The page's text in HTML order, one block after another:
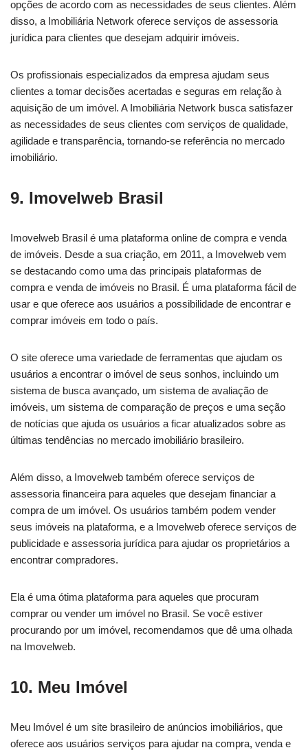
opções de acordo com as necessidades de seus clientes. Além
disso, a Imobiliária Network oferece serviços de assessoria
jurídica para clientes que desejam adquirir imóveis.
Os profissionais especializados da empresa ajudam seus
clientes a tomar decisões acertadas e seguras em relação à
aquisição de um imóvel. A Imobiliária Network busca satisfazer
as necessidades de seus clientes com serviços de qualidade,
agilidade e transparência, tornando-se referência no mercado
imobiliário.
9. Imovelweb Brasil
Imovelweb Brasil é uma plataforma online de compra e venda
de imóveis. Desde a sua criação, em 2011, a Imovelweb vem
se destacando como uma das principais plataformas de
compra e venda de imóveis no Brasil. É uma plataforma fácil de
usar e que oferece aos usuários a possibilidade de encontrar e
comprar imóveis em todo o país.
O site oferece uma variedade de ferramentas que ajudam os
usuários a encontrar o imóvel de seus sonhos, incluindo um
sistema de busca avançado, um sistema de avaliação de
imóveis, um sistema de comparação de preços e uma seção
de notícias que ajuda os usuários a ficar atualizados sobre as
últimas tendências no mercado imobiliário brasileiro.
Além disso, a Imovelweb também oferece serviços de
assessoria financeira para aqueles que desejam financiar a
compra de um imóvel. Os usuários também podem vender
seus imóveis na plataforma, e a Imovelweb oferece serviços de
publicidade e assessoria jurídica para ajudar os proprietários a
encontrar compradores.
Ela é uma ótima plataforma para aqueles que procuram
comprar ou vender um imóvel no Brasil. Se você estiver
procurando por um imóvel, recomendamos que dê uma olhada
na Imovelweb.
10. Meu Imóvel
Meu Imóvel é um site brasileiro de anúncios imobiliários, que
oferece aos usuários serviços para ajudar na compra, venda e